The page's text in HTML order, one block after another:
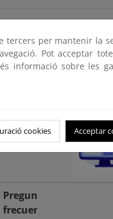
Preguntas
frecuentes
tercers per mantenir la
Pot acceptar
informació sobre les
cookies Acceptar